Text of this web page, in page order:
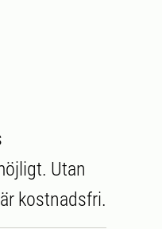
Utan
kostnadsfri.